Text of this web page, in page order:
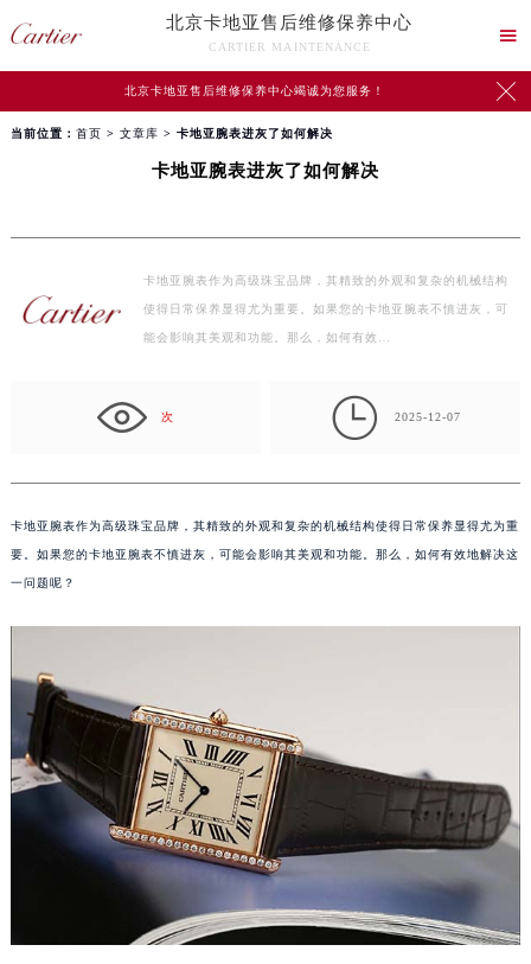
北京卡地亚售后维修保养中心
CARTIER MAINTENANCE

北京卡地亚售后维修保养中心竭诚为您服务！ 
当前位置： 首页 > 文章库 > 卡地亚腕表进灰了如何解决
卡地亚腕表进灰了如何解决
卡地亚腕表作为高级珠宝品牌，其精致的外观和复杂的机械结构
使得日常保养显得尤为重要。如果您的卡地亚腕表不慎进灰，可
能会影响其美观和功能。那么，如何有效…
次  2025-12-07
卡地亚腕表作为高级珠宝品牌，其精致的外观和复杂的机械结构使得日常保养显得尤为重
要。如果您的卡地亚腕表不慎进灰，可能会影响其美观和功能。那么，如何有效地解决这
一问题呢？